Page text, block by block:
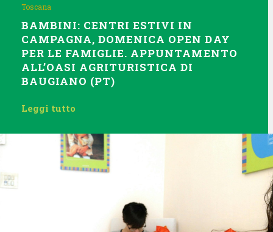
Toscana
BAMBINI: CENTRI ESTIVI IN
CAMPAGNA, DOMENICA OPEN DAY
PER LE FAMIGLIE. APPUNTAMENTO
ALL’OASI AGRITURISTICA DI
BAUGIANO (PT)
Leggi tutto